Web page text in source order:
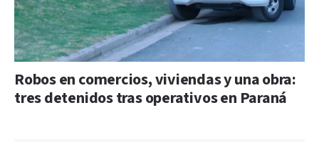
Robos en comercios, viviendas y una obra:
tres detenidos tras operativos en Paraná